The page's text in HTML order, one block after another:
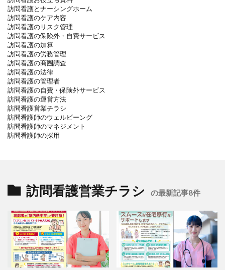
訪問看護とナーシングホーム
訪問看護のケア内容
訪問看護のリスク管理
訪問看護の保険外・自費サービス
訪問看護の加算
訪問看護の労務管理
訪問看護の商圏調査
訪問看護の法律
訪問看護の管理者
訪問看護の自費・保険外サービス
訪問看護の運営方法
訪問看護営業チラシ
訪問看護師のウェルビーング
訪問看護師のマネジメント
訪問看護師の採用
訪問看護営業チラシ の最新記事8件